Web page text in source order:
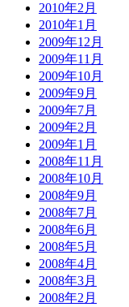
2010年2月
2010年1月
2009年12月
2009年11月
2009年10月
2009年9月
2009年7月
2009年2月
2009年1月
2008年11月
2008年10月
2008年9月
2008年7月
2008年6月
2008年5月
2008年4月
2008年3月
2008年2月